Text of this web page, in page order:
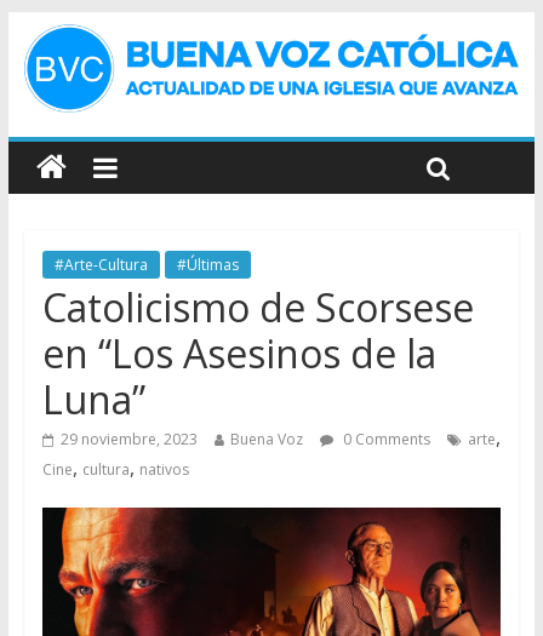
#Arte-Cultura #Últimas
Catolicismo de Scorsese
en “Los Asesinos de la
Luna”
29 noviembre, 2023 Buena Voz 0 Comments arte,
Cine, cultura, nativos